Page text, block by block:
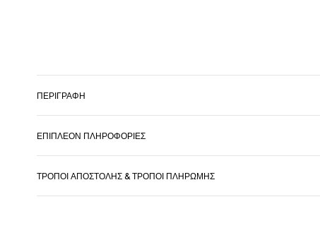
ΠΕΡΙΓΡΑΦΉ
ΕΠΙΠΛΈΟΝ ΠΛΗΡΟΦΟΡΊΕΣ
ΤΡΌΠΟΙ ΑΠΟΣΤΟΛΉΣ & ΤΡΌΠΟΙ ΠΛΗΡΩΜΉΣ